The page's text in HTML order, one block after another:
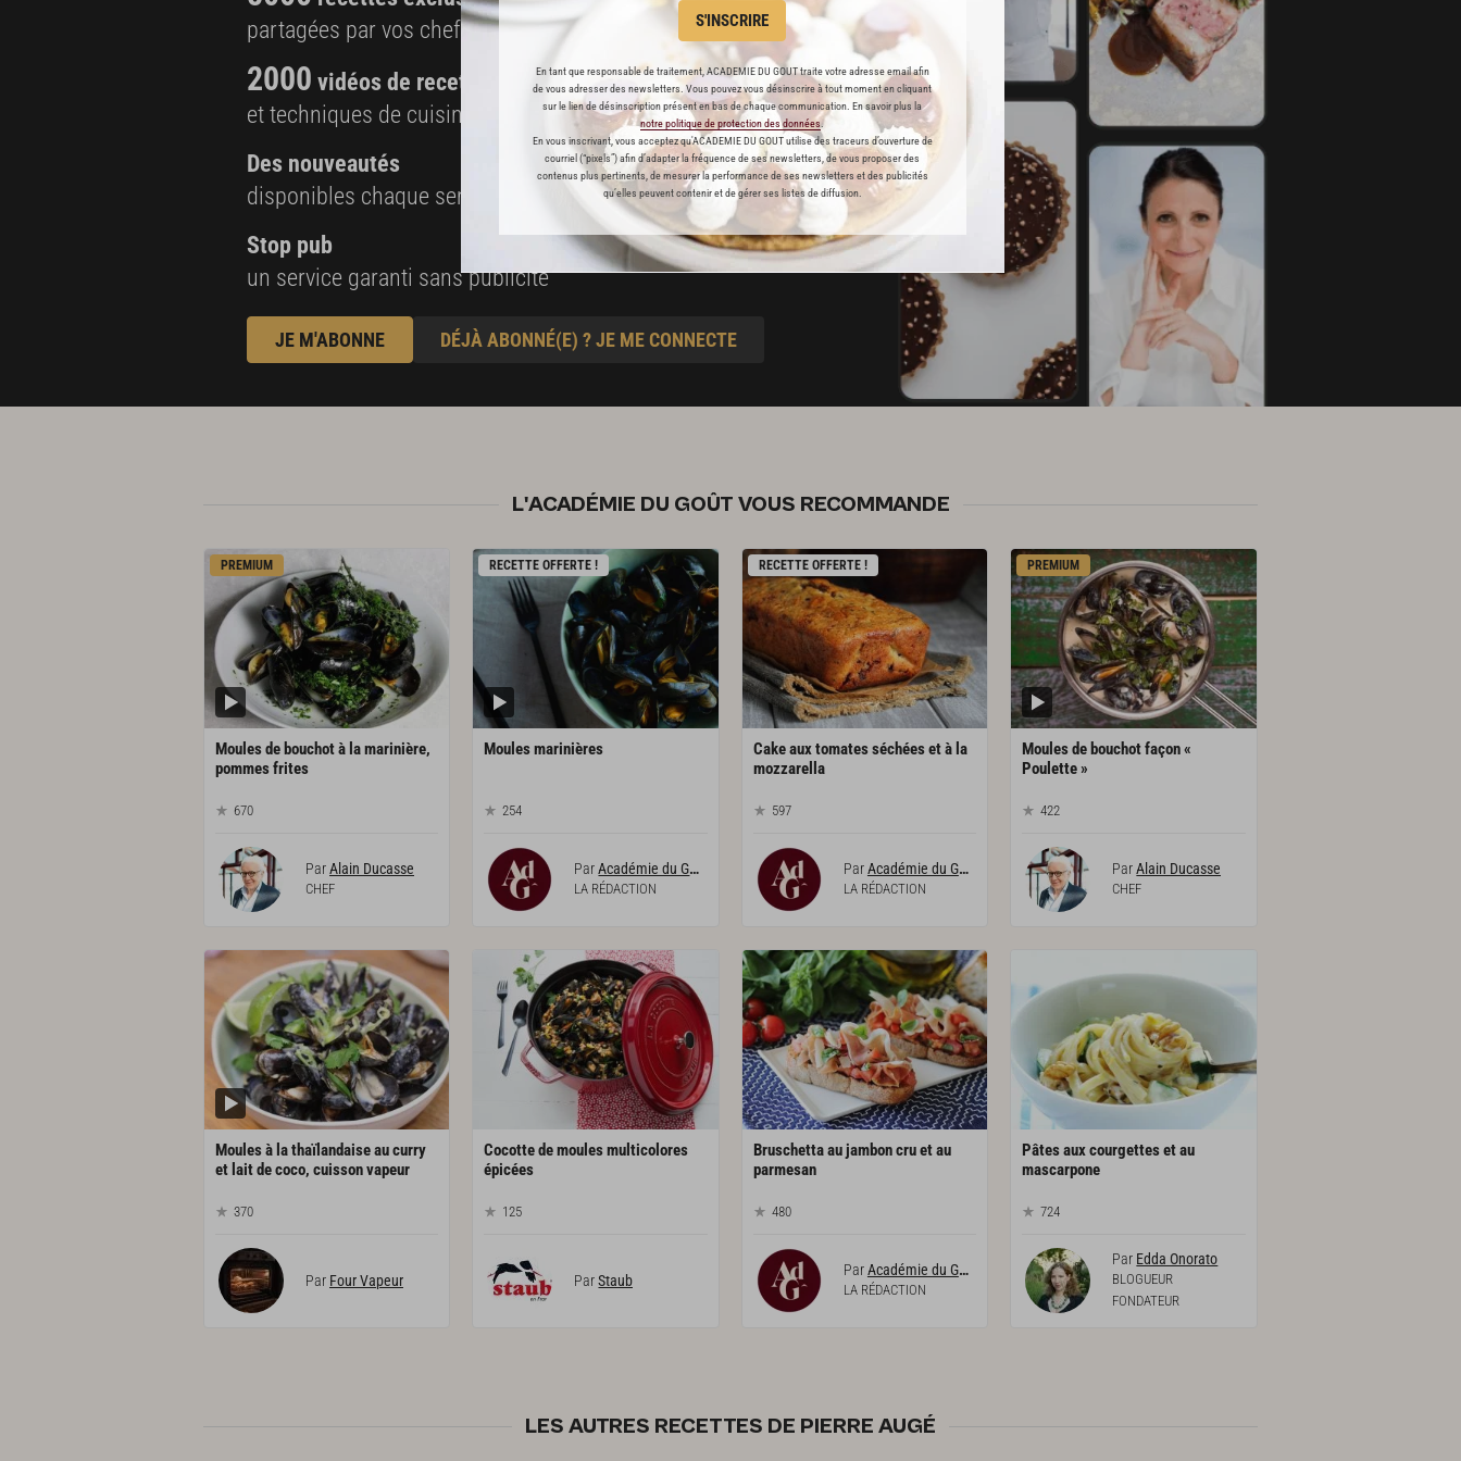
S'INSCRIRE
En tant que responsable de traitement, ACADEMIE DU GOUT traite votre adresse email afin
de vous adresser des newsletters. Vous pouvez vous désinscrire à tout moment en cliquant
sur le lien de désinscription présent en bas de chaque communication. En savoir plus la
notre politique de protection des données.
En vous inscrivant, vous acceptez qu'ACADEMIE DU GOUT utilise des traceurs d’ouverture de
courriel (“pixels”) afin d’adapter la fréquence de ses newsletters, de vous proposer des
contenus plus pertinents, de mesurer la performance de ses newsletters et des publicités
qu’elles peuvent contenir et de gérer ses listes de diffusion.
partagées par vos chefs préférés
2000 vidéos de recettes
et techniques de cuisine et pâtisserie
Des nouveautés
disponibles chaque semaine
Stop pub
un service garanti sans publicité
JE M'ABONNE DÉJÀ ABONNÉ(E) ? JE ME CONNECTE
L'ACADÉMIE DU GOÛT VOUS RECOMMANDE
PREMIUM
Moules de bouchot à la marinière,
pommes frites
670
ParAlain Ducasse
CHEF
RECETTE OFFERTE !
Moulesmarinières
254
ParAcadémie du Goût
LA RÉDACTION
RECETTE OFFERTE !
Cake aux tomates séchées et à la
mozzarella
597
ParAcadémie du Goût
LA RÉDACTION
PREMIUM
Moules de bouchot façon «
Poulette »
422
ParAlain Ducasse
CHEF
Moules à la thaïlandaise au curry
et lait de coco, cuisson vapeur
370
Par Four Vapeur
Cocotte de moules multicolores
épicées
125
ParStaub
Bruschetta au jambon cru et au
parmesan
480
ParAcadémie du Goût
LA RÉDACTION
Pâtes aux courgettes et au
mascarpone
724
Par Edda Onorato
BLOGUEUR
FONDATEUR
LES AUTRES RECETTES DE PIERRE AUGÉ